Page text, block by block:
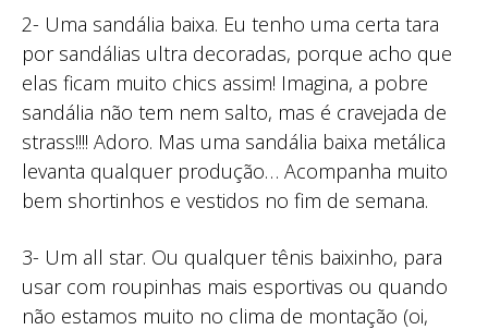
2- Uma sandália baixa. Eu tenho uma certa tara
por sandálias ultra decoradas, porque acho que
elas ficam muito chics assim! Imagina, a pobre
sandália não tem nem salto, mas é cravejada de
strass!!!! Adoro. Mas uma sandália baixa metálica
levanta qualquer produção… Acompanha muito
bem shortinhos e vestidos no fim de semana.
3- Um all star. Ou qualquer tênis baixinho, para
usar com roupinhas mais esportivas ou quando
não estamos muito no clima de montação (oi,